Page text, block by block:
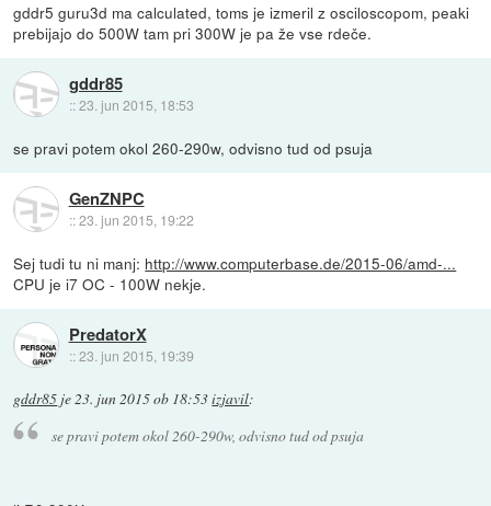
gddr5 guru3d ma calculated, toms je izmeril z osciloscopom, peaki
prebijajo do 500W tam pri 300W je pa že vse rdeče.
gddr85
::23. jun 2015, 18:53
se pravi potem okol 260-290w, odvisno tud od psuja
GenZNPC
::23. jun 2015, 19:22
Sej tudi tu ni manj: http://www.computerbase.de/2015-06/amd-...
CPU je i7 OC - 100W nekje.
PredatorX
::23. jun 2015, 19:39
gddr85 je23. jun 2015 ob 18:53izjavil:
se pravi potem okol 260-290w, odvisno tud od psuja